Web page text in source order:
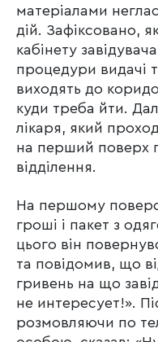
матеріалами
дій. Зафіксовано,
кабінету
процедури видачі
виходять до
куди треба йти.
лікаря, який
на перший поверх
відділення.
На першому
гроші і пакет з
цього він
та повідомив, що
гривень на що
не интересует!».
розмовляючи по